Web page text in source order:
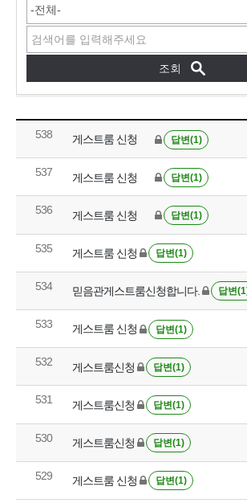
538 게스트룸 신청 답변(1)
537 게스트룸 신청 답변(1)
536 게스트룸 신청 답변(1)
535 게스트룸 신청 답변(1)
534 믿음관게스트룸신청합니다. 답변
533 게스트룸 신청 답변(1)
532 게스트룸신청 답변(1)
531 게스트룸신청 답변(1)
530 게스트룸신청 답변(1)
529 게스트룸 신청 답변(1)